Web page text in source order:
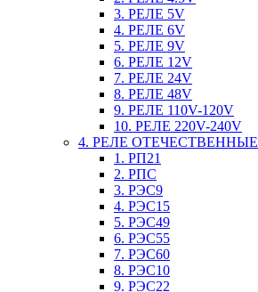
3. РЕЛЕ 5V
4. РЕЛЕ 6V
5. РЕЛЕ 9V
6. РЕЛЕ 12V
7. РЕЛЕ 24V
8. РЕЛЕ 48V
9. РЕЛЕ 110V-120V
10. РЕЛЕ 220V-240V
4. РЕЛЕ ОТЕЧЕСТВЕННЫЕ
1. РП21
2. РПС
3. РЭС9
4. РЭС15
5. РЭС49
6. РЭС55
7. РЭС60
8. РЭС10
9. РЭС22